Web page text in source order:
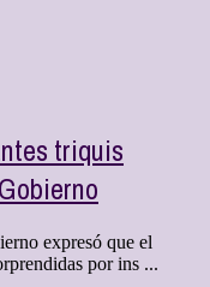
triquis
expresó que el
por ins ...